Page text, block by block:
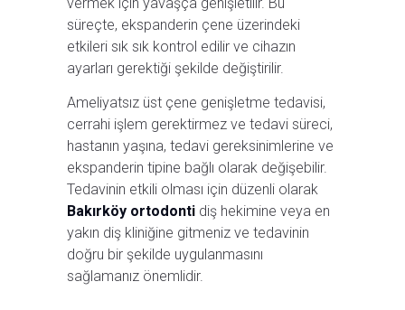
süreçte, ekspanderin çene üzerindeki
etkileri sık sık kontrol edilir ve cihazın
ayarları gerektiği şekilde değiştirilir.
Ameliyatsız üst çene genişletme tedavisi,
cerrahi işlem gerektirmez ve tedavi süreci,
hastanın yaşına, tedavi gereksinimlerine ve
ekspanderin tipine bağlı olarak değişebilir.
Tedavinin etkili olması için düzenli olarak
Bakırköy ortodonti diş hekimine veya en
yakın diş kliniğine gitmeniz ve tedavinin
doğru bir şekilde uygulanmasını
sağlamanız önemlidir.